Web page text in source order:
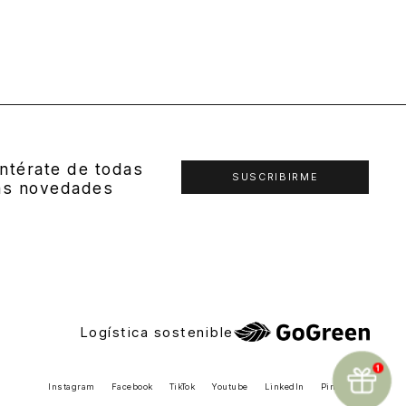
de todas
novedades
SUSCRIBIRME
Logística sostenible
Instagram Facebook TikTok Youtube LinkedIn Pinterest